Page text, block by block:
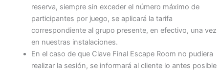
reserva, siempre sin exceder el número máximo de
participantes por juego, se aplicará la tarifa
correspondiente al grupo presente, en efectivo, una vez
en nuestras instalaciones.
En el caso de que Clave Final Escape Room no pudiera
realizar la sesión, se informará al cliente lo antes posible